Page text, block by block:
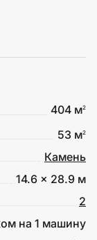
404 м2
53 м2
Камень
14.6 x 28.9 м
2
на 1 машину